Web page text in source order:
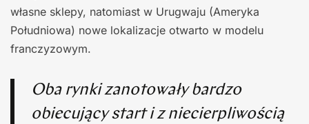
własne sklepy, natomiast w Urugwaju (Ameryka
Południowa) nowe lokalizacje otwarto w modelu
franczyzowym.
Oba rynki zanotowały bardzo
obiecujący start i z niecierpliwością